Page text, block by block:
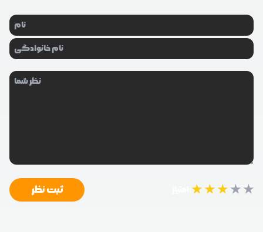
★★★★★ ثبت نظر